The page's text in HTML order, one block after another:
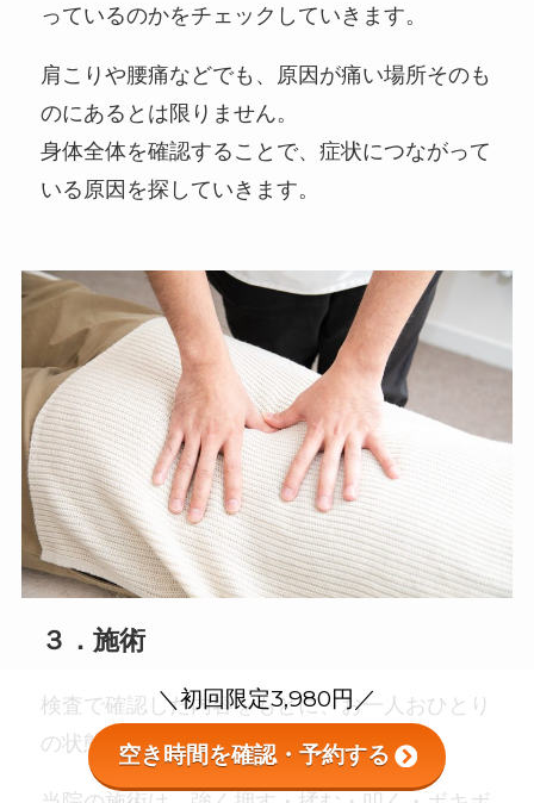
っているのかをチェックしていきます。
肩こりや腰痛などでも、原因が痛い場所そのも
のにあるとは限りません。
身体全体を確認することで、症状につながって
いる原因を探していきます。
３．施術
検査で確認した内容をもとに、お一人おひとり
の状態に合わせて施術を行います。
＼初回限定3,980円／
空き時間を確認・予約する